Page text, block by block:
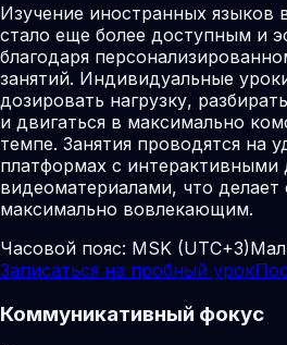
Изучение иностранных языков
стало еще более доступным и
благодаря
занятий. Индивидуальные
дозировать нагрузку,
и двигаться в максимально
темпе. Занятия проводятся на
платформах с
видеоматериалами, что делает
максимально вовлекающим.
Часовой пояс: MSK (UTC+3)
Записаться на пробный урок
Коммуникативный фокус